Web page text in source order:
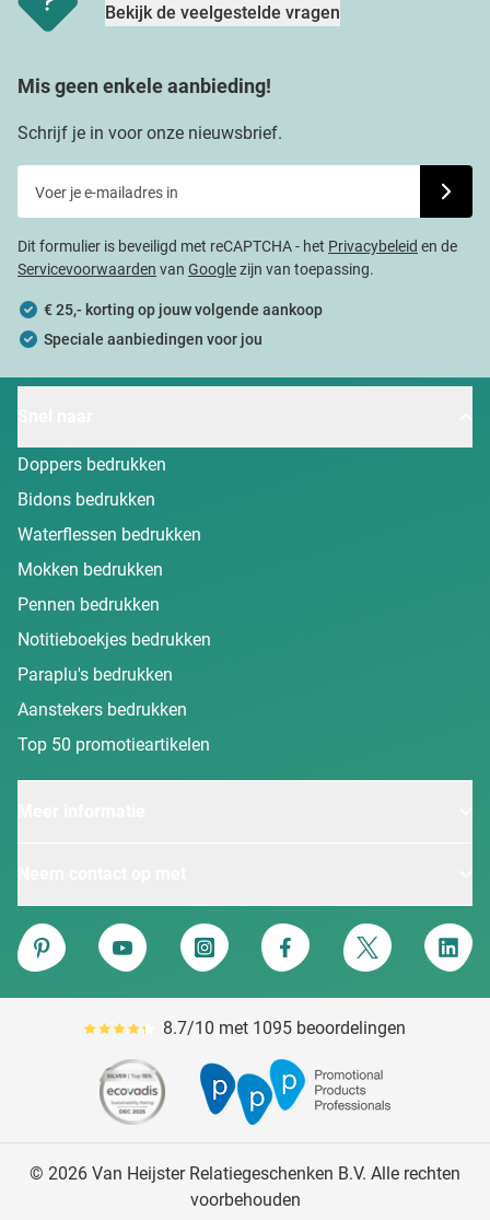
Bekijk de veelgestelde vragen
Mis geen enkele aanbieding!
Schrijf je in voor onze nieuwsbrief.
Dit formulier is beveiligd met reCAPTCHA - het Privacybeleid en de
Servicevoorwaarden van Googlezijn van toepassing.
€ 25,- korting op jouw volgende aankoop
Speciale aanbiedingen voor jou
Doppers bedrukken
Bidons bedrukken
Waterflessen bedrukken
Mokken bedrukken
Pennen bedrukken
Notitieboekjes bedrukken
Paraplu's bedrukken
Aanstekers bedrukken
Top 50 promotieartikelen
Van Heijster
Pinterest
YouTube Instagram Facebook Twitter
Gemiddeld reviewpercentage is 87
8.7/10 met 1095 beoordelingen
© 2026 Van Heijster Relatiegeschenken B.V. Alle rechten
voorbehouden